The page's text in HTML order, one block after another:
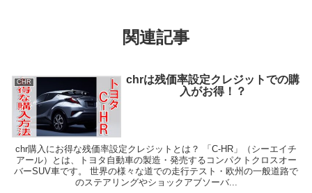
関連記事
CHR
chrは残価率設定クレジットでの購
入がお得！？
chr購入にお得な残価率設定クレジットとは？ 「C-HR」（シーエイチ
アール）とは、トヨタ自動車の製造・発売するコンパクトクロスオー
バーSUV車です。 世界の様々な道での走行テスト・欧州の一般道路で
のステアリングやショックアブソーバ...